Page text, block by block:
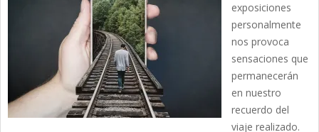
exposiciones
personalmente
nos provoca
sensaciones que
permanecerán
en nuestro
recuerdo del
viaje realizado.